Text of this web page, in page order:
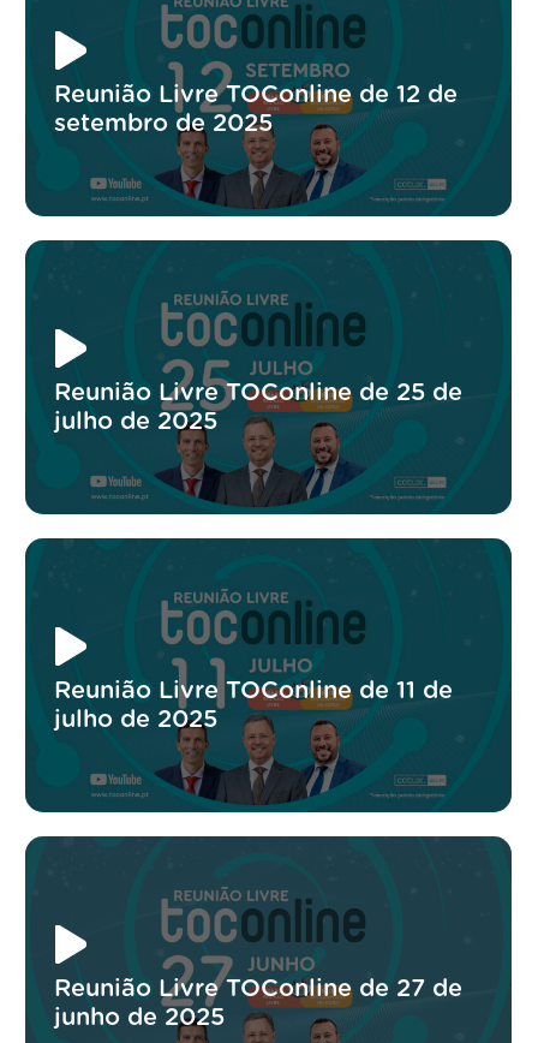
Reunião Livre TOConline de 12 de
setembro de 2025
Reunião Livre TOConline de 25 de
julho de 2025
Reunião Livre TOConline de 11 de
julho de 2025
Reunião Livre TOConline de 27 de
junho de 2025